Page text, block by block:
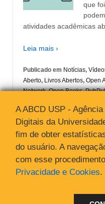
que
atividades acadêmicas
Leia mais ›
Publicado em Notícias,
Aberto, Livros Abertos, Open
Network,Open Books,
A ABCD USP -
Digitais da
fim de obter
do usuário. A
com esse
Privacidade e Cookies.